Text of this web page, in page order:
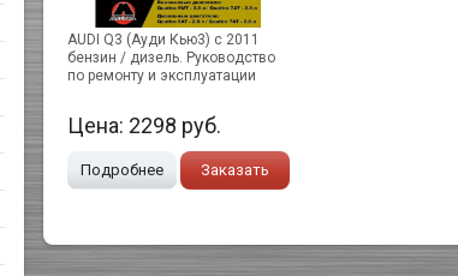
AUDI Q3 (Ауди Кью3) c 2011
бензин / дизель. Руководство
по ремонту и эксплуатации
Цена: 2298 руб.
Подробнее Заказать